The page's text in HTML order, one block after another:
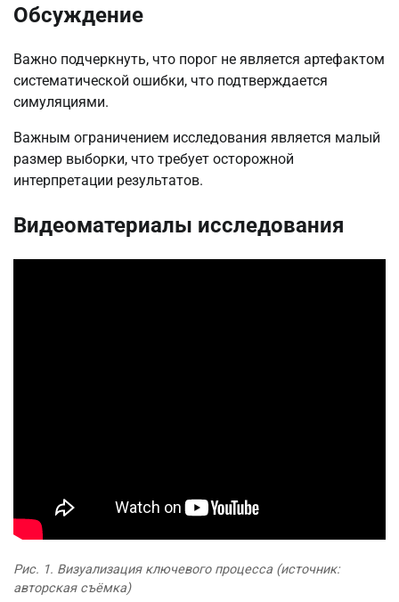
Обсуждение
Важно подчеркнуть, что порог не является артефактом
систематической ошибки, что подтверждается
симуляциями.
Важным ограничением исследования является малый
размер выборки, что требует осторожной
интерпретации результатов.
Видеоматериалы исследования
Рис. 1. Визуализация ключевого процесса (источник:
авторская съёмка)